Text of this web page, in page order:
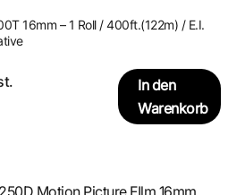
16mm – 1 Roll / 400ft.(122m) / E.I.
In den
Warenkorb